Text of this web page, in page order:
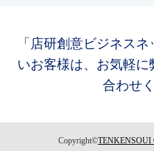
「店研創意ビジネス
いお客様は、お気軽
合わせ
Copyright©TENKENSOUI